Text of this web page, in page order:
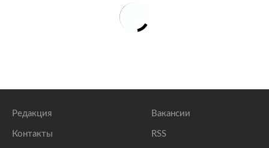
Редакция
Контакты
Вакансии
RSS